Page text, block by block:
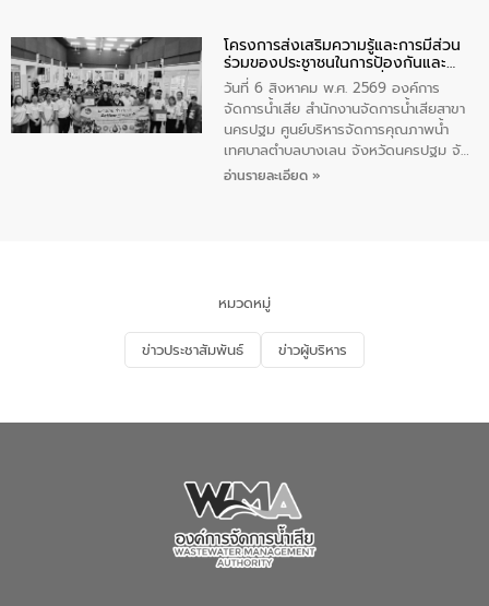
ประชาชน ตัวแทนจากโรงแรมต่างๆ ในเขต
เทศบาลตำบลราไวย์ ศูนย์บริหารจัดการ
คุณภาพน้ำเทศบาลตำบลราไวย์ นำโดยนาย
น้อย แก้วเศษ ผู้จัดการสำนักงานจัดการน้ำ
เสียสาขาภูเก็ต พร้อมด้วยเจ้าหน้าที่ จำนวน
5 คน ร่วมทำกิจกรรม ทำความสะอาด
ชายหาดและแหล่งท่องเที่ยว ณ บริเวณ
โครงการส่งเสริมความรู้และการมีส่วน
ร่วมของประชาชนในการป้องกันและ
แก้ไขปัญหาน้ำเสียอย่างยั่งยืน
วันที่ 6 สิงหาคม พ.ศ. 2569 องค์การ
จัดการน้ำเสีย สำนักงานจัดการน้ำเสียสาขา
นครปฐม ศูนย์บริหารจัดการคุณภาพน้ำ
เทศบาลตำบลบางเลน จังหวัดนครปฐม จัด
กิจกรรมภายใต้โครงการส่งเสริมความรู้และ
จัดการน้ำเสียและสร้างจิตสำนึกในการ
อนุรักษ์สิ่งแวดล้อม ในหัวข้อ “น้ำเสียชุมชน
และการบำบัดน้ำเสียเบื้องต้น” โดยให้ความรู้
เกี่ยวกับสาเหตุและผลกระทบของน้ำเสีย
ณ เทศบาลตำบลบางเลน จังหวัดนครปฐม
อ่านรายละเอียด »
หมวดหมู่
ข่าวประชาสัมพันธ์ ข่าวผู้บริหาร